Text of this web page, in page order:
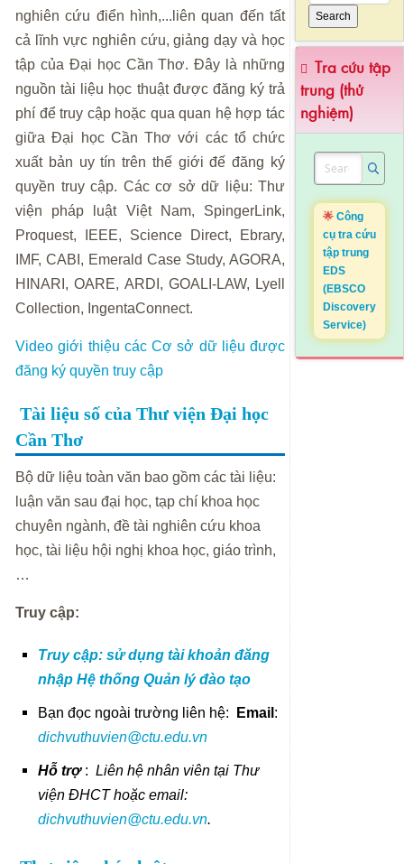
nghiên cứu điển hình,...liên quan đến tất
cả lĩnh vực nghiên cứu, giảng dạy và học
tập của Đại học Cần Thơ. Đây là những
nguồn tài liệu học thuật được đăng ký trả
phí để truy cập hoặc qua quan hệ hợp tác
giữa Đại học Cần Thơ với các tổ chức
xuất bản uy tín trên thế giới đế đăng ký
quyền truy cập. Các cơ sở dữ liệu: Thư
viện pháp luật Việt Nam, SpingerLink,
Proquest, IEEE, Science Direct, Ebrary,
IMF, CABI, Emerald Case Study, AGORA,
HINARI, OARE, ARDI, GOALI-LAW, Lyell
Collection, IngentaConnect.
Video giới thiệu các Cơ sở dữ liệu được
đăng ký quyền truy cập
Tài liệu số của Thư viện Đại học
Cần Thơ
Bộ dữ liệu toàn văn bao gồm các tài liệu:
luận văn sau đại học, tạp chí khoa học
chuyên ngành, đề tài nghiên cứu khoa
học, tài liệu hội nghị khoa học, giáo trình,
…
Truy cập:
Truy cập: sử dụng tài khoản đăng
nhập Hệ thống Quản lý đào tạo
Bạn đọc ngoài trường liên hệ: Email:
dichvuthuvien@ctu.edu.vn
Hỗ trợ : Liên hệ nhân viên tại Thư
viện ĐHCT hoặc email:
dichvuthuvien@ctu.edu.vn.
Search
Tra cứu tập
trung (thử
nghiệm)
🌟 Công
cụ tra cứu
tập trung
EDS
(EBSCO
Discovery
Service)